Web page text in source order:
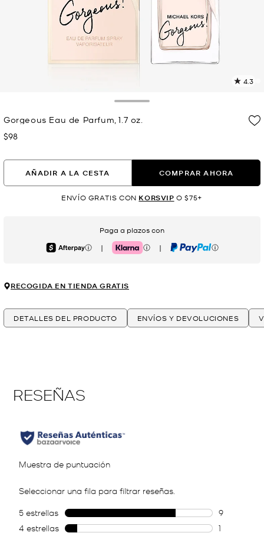
4.3
Gorgeous Eau de Parfum, 1.7 oz.
Ahora
$98
AÑADIR A LA CESTA COMPRAR AHORA
ENVÍO GRATIS CON KORSVIP O $75+
Paga a plazos con
Afterpay | Klarna | PayPal
RECOGIDA EN TIENDA GRATIS
DETALLES DEL PRODUCTO ENVÍOS Y DEVOLUCIONES